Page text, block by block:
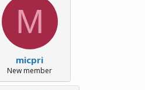
M
micpri
New member